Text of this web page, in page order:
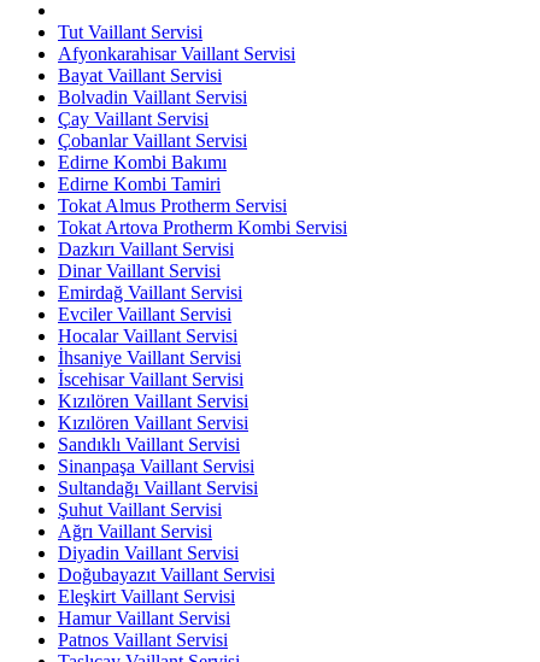
Tut Vaillant Servisi
Afyonkarahisar Vaillant Servisi
Bayat Vaillant Servisi
Bolvadin Vaillant Servisi
Çay Vaillant Servisi
Çobanlar Vaillant Servisi
Edirne Kombi Bakımı
Edirne Kombi Tamiri
Tokat Almus Protherm Servisi
Tokat Artova Protherm Kombi Servisi
Dazkırı Vaillant Servisi
Dinar Vaillant Servisi
Emirdağ Vaillant Servisi
Evciler Vaillant Servisi
Hocalar Vaillant Servisi
İhsaniye Vaillant Servisi
İscehisar Vaillant Servisi
Kızılören Vaillant Servisi
Kızılören Vaillant Servisi
Sandıklı Vaillant Servisi
Sinanpaşa Vaillant Servisi
Sultandağı Vaillant Servisi
Şuhut Vaillant Servisi
Ağrı Vaillant Servisi
Diyadin Vaillant Servisi
Doğubayazıt Vaillant Servisi
Eleşkirt Vaillant Servisi
Hamur Vaillant Servisi
Patnos Vaillant Servisi